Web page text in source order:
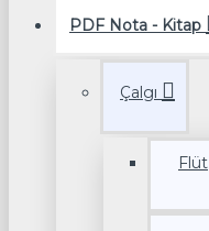
PDF Nota - Kitap
Çalgı
Flüt